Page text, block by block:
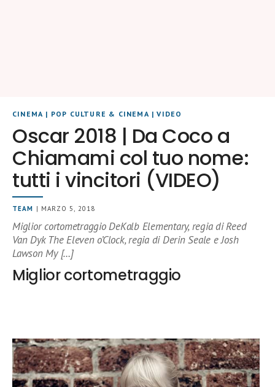
CINEMA | POP CULTURE & CINEMA |VIDEO
Oscar 2018 | Da Coco a
Chiamami col tuo nome:
tutti i vincitori (VIDEO)
TEAM | MARZO 5, 2018
Miglior cortometraggio DeKalb Elementary, regia di Reed
Van Dyk The Eleven o’Clock, regia di Derin Seale e Josh
Lawson My […]
Miglior cortometraggio